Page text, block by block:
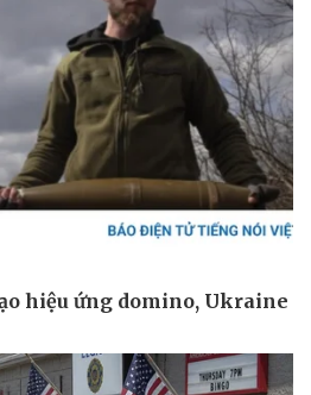
Thị trường
Tỷ giá
Giá cà phê